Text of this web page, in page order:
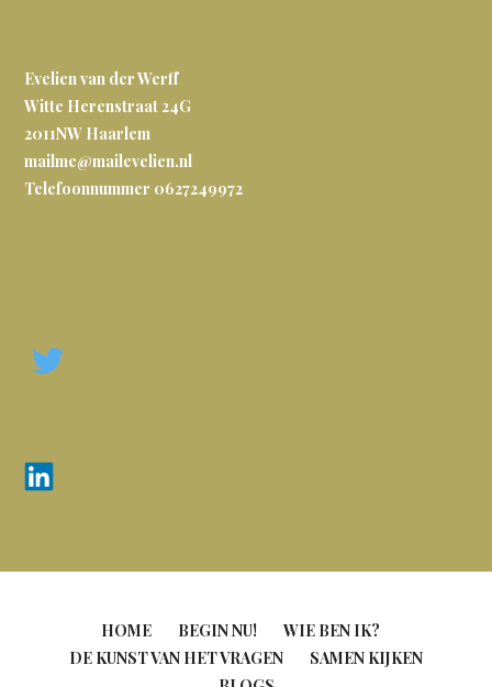
Evelien van der Werff
Witte Herenstraat 24G
2011NW Haarlem
mailme@mailevelien.nl
Telefoonnummer 0627249972
HOME BEGIN NU!
WIE BEN IK?
DE KUNST VAN HET VRAGEN
SAMEN KIJKEN